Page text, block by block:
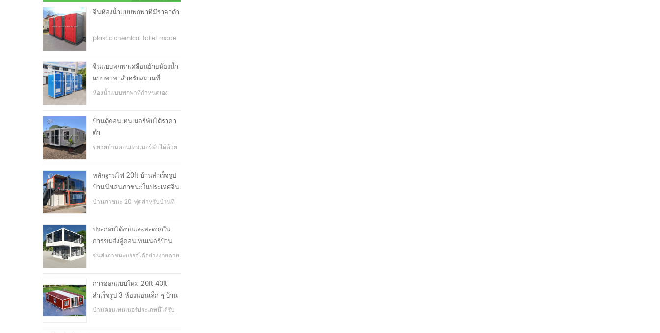
จีนห้องน้ำแบบพกพาที่มีราคาต่ำ
plastic chemical toilet made
จีนแบบพกพาเคลื่อนย้ายห้องน้ำ
แบบพกพาสำหรับสถานที่
ก่อสร้าง
ห้องน้ำแบบพกพาที่กำหนดเอง
บ้านตู้คอนเทนเนอร์พับได้ราคา
ต่ำ
ขยายบ้านคอนเทนเนอร์พับได้ด้วย
หลักฐานไฟ 20ft บ้านสำเร็จรูป
บ้านนั่งเล่นภาชนะในประเทศจีน
บ้านภาชนะ 20 ฟุตสำหรับบ้านที่
ประกอบได้ง่ายและสะดวกใน
การขนส่งตู้คอนเทนเนอร์บ้าน
ขนส่งภาชนะบรรจุได้อย่างง่ายดาย
การออกแบบใหม่ 20ft 40ft
สำเร็จรูป 3 ห้องนอนเล็ก ๆ บ้าน
ภาชนะขยาย
บ้านคอนเทนเนอร์ประเภทนี้ได้รับ